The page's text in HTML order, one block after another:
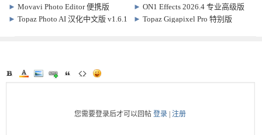
软件
HDR图像处理软件
►Movavi Photo Editor 便携版
v24.3.0.0 图片管理编辑软件
►ON1 Effects 2026.4 专业高级版
Win/Mac 20.4.1.18862
►Topaz Photo AI 汉化中文版 v1.6.1
►Topaz Gigapixel Pro 特别版
您需要登录后才可以回帖登录 |注册